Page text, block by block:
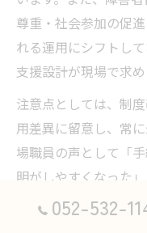
尊重・社会参加の促
れる運用にシフトし
支援設計が現場で求
注意点としては、制
用差異に留意し、常
場職員の声として「
明がしやすくなった
一方、自治体によっ
052-532-